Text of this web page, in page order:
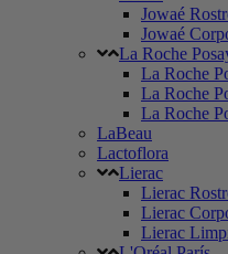
Jowaé
Jowaé
La Roche
La Roche
La Roche
La Roche
LaBeau
Lactoflora
Lierac
Lierac
Lierac
Lierac